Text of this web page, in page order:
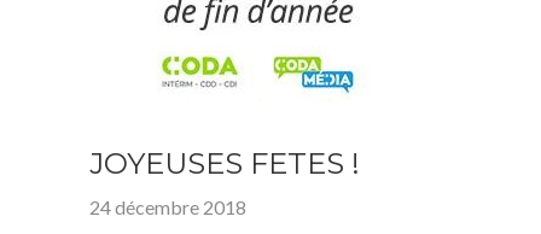
JOYEUSES FETES !
24 décembre 2018